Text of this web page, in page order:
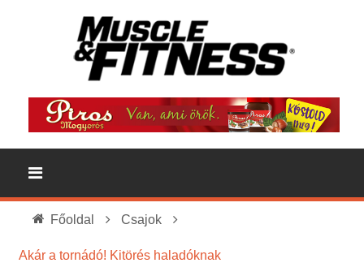
Főoldal Csajok
Akár a tornádó! Kitörés haladóknak